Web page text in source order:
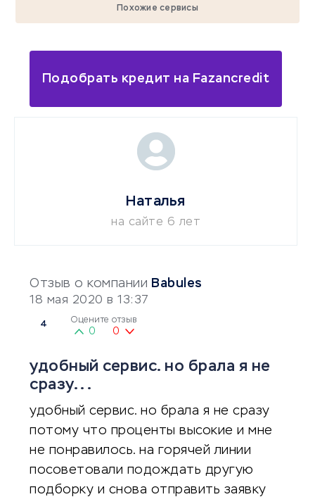
Похожие сервисы
Подобрать кредит на Fazancredit
Отзыв о компании Babules
18 мая 2020 в 13:37
4 Оцените отзыв
0 0
удобный сервис. но брала я не
сразу...
удобный сервис. но брала я не сразу
потому что проценты высокие и мне
не понравилось. на горячей линии
посоветовали подождать другую
подборку и снова отправить заявку
Наталья
на сайте 6 лет